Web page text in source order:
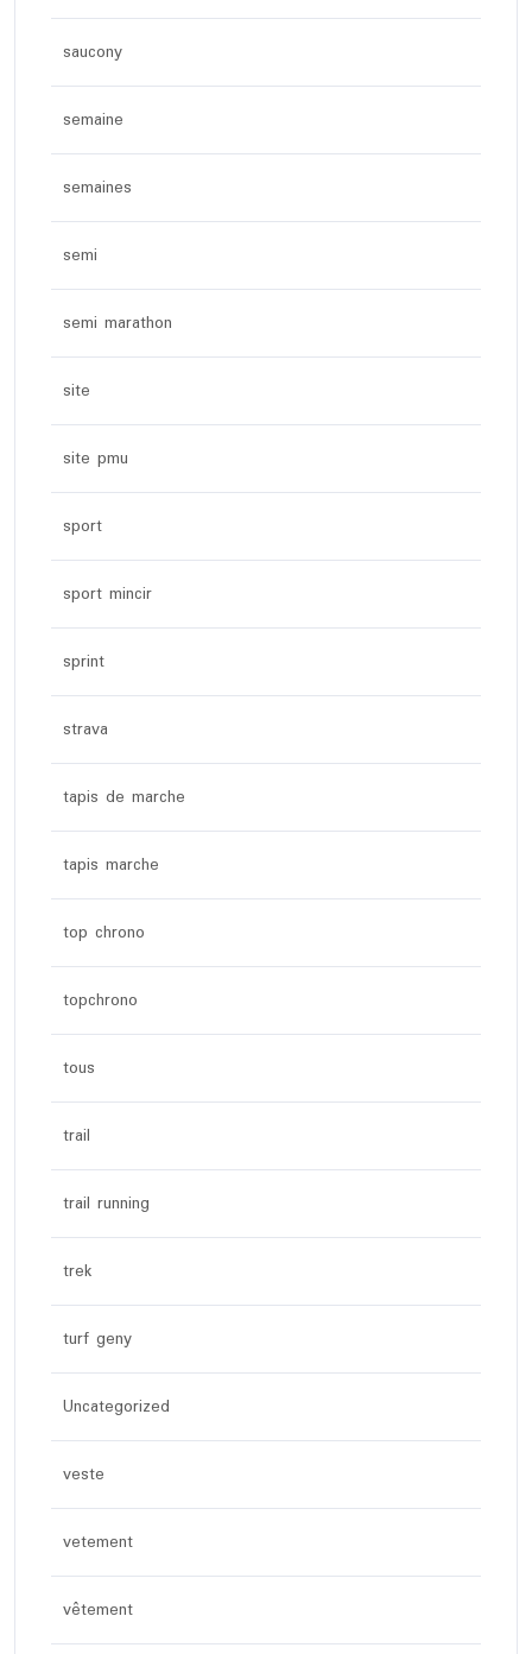
saucony
semaine
semaines
semi
semi marathon
site
site pmu
sport
sport mincir
sprint
strava
tapis de marche
tapis marche
top chrono
topchrono
tous
trail
trail running
trek
turf geny
Uncategorized
veste
vetement
vêtement